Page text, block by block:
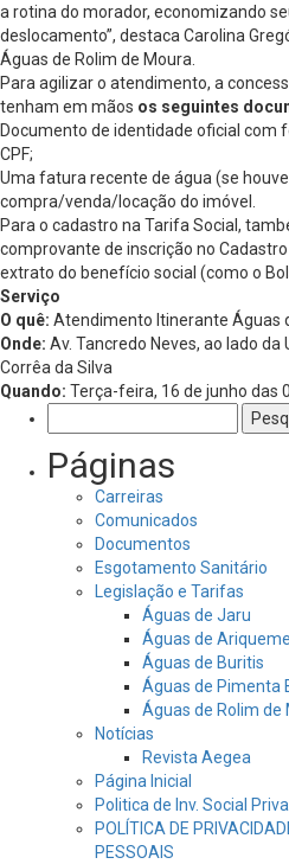
a rotina do morador, economizando
deslocamento”, destaca Carolina
Águas de Rolim de Moura.
Para agilizar o atendimento, a
tenham em mãos os seguintes
Documento de identidade oficial com
CPF;
Uma fatura recente de água (se
compra/venda/locação do imóvel.
Para o cadastro na Tarifa Social,
comprovante de inscrição no
extrato do benefício social (como o
Serviço
O quê: Atendimento Itinerante Águas
Onde: Av. Tancredo Neves, ao lado
Corrêa da Silva
Quando: Terça-feira, 16 de junho das
por:
Páginas
Carreiras
Comunicados
Documentos
Esgotamento Sanitário
Legislação e Tarifas
Águas de Jaru
Águas de
Águas de Buritis
Águas de Pimenta
Águas de Rolim de
Notícias
Revista Aegea
Página Inicial
Politica de Inv. Social
POLÍTICA DE
PESSOAIS